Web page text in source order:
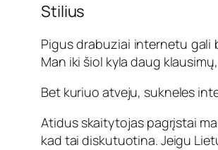
Stilius
Pigus drabuziai internetu gali
Man iki šiol kyla daug
Bet kuriuo atveju, sukneles
Atidus skaitytojas pagrįstai
kad tai diskutuotina. Jeigu